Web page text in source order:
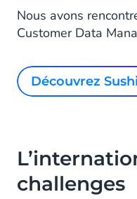
Nous avons
Customer Data
Découvrez
challenges